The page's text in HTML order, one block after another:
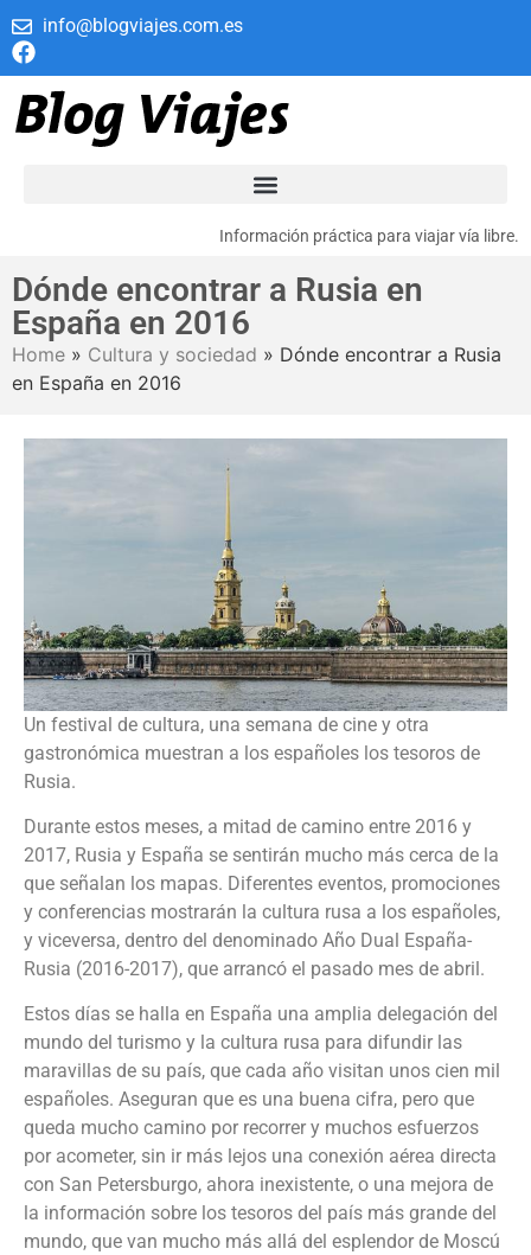
info@blogviajes.com.es
Información práctica para viajar vía libre.
Dónde encontrar a Rusia en
España en 2016
Home » Cultura y sociedad » Dónde encontrar a Rusia
en España en 2016
Un festival de cultura, una semana de cine y otra
gastronómica muestran a los españoles los tesoros de
Rusia.
Durante estos meses, a mitad de camino entre 2016 y
2017, Rusia y España se sentirán mucho más cerca de la
que señalan los mapas. Diferentes eventos, promociones
y conferencias mostrarán la cultura rusa a los españoles,
y viceversa, dentro del denominado Año Dual España-
Rusia (2016-2017), que arrancó el pasado mes de abril.
Estos días se halla en España una amplia delegación del
mundo del turismo y la cultura rusa para difundir las
maravillas de su país, que cada año visitan unos cien mil
españoles. Aseguran que es una buena cifra, pero que
queda mucho camino por recorrer y muchos esfuerzos
por acometer, sin ir más lejos una conexión aérea directa
con San Petersburgo, ahora inexistente, o una mejora de
la información sobre los tesoros del país más grande del
mundo, que van mucho más allá del esplendor de Moscú